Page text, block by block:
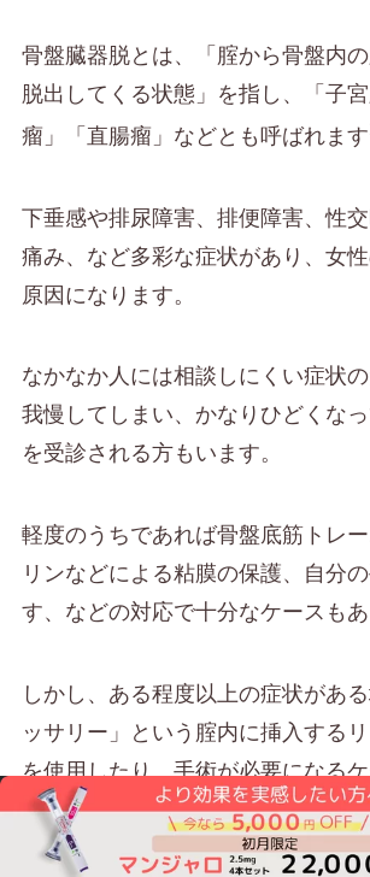
骨盤臓器脱とは、「腟から骨盤内の
脱出してくる状態」を指し、「子
瘤」「直腸瘤」などとも呼ばれます
下垂感や排尿障害、排便障害、性交
痛み、など多彩な症状があり、女
原因になります。
なかなか人には相談しにくい症状
我慢してしまい、かなりひどくな
を受診される方もいます。
軽度のうちであれば骨盤底筋トレ
リンなどによる粘膜の保護、自分
す、などの対応で十分なケースもあ
しかし、ある程度以上の症状があ
ッサリー」という腟内に挿入する
を使用したり、手術が必要になる
す。お困りの方は、遠慮なくご相
が大切です。